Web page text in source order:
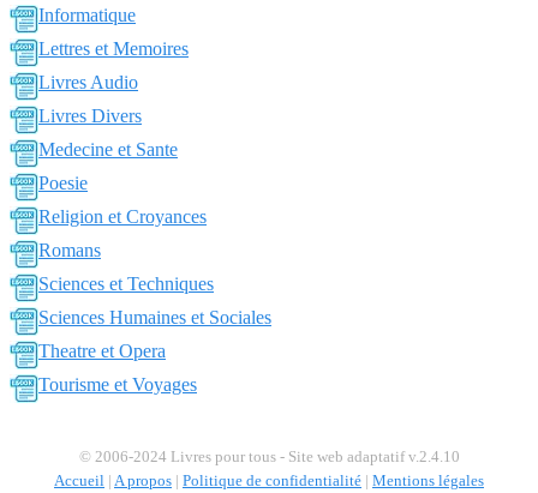
Informatique
Lettres et Memoires
Livres Audio
Livres Divers
Medecine et Sante
Poesie
Religion et Croyances
Romans
Sciences et Techniques
Sciences Humaines et Sociales
Theatre et Opera
Tourisme et Voyages
© 2006-2024 Livres pour tous - Site web adaptatif v.2.4.10
Accueil A propos Politique de confidentialité Mentions légales